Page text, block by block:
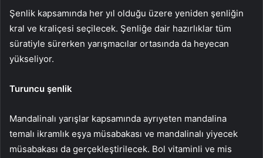
Şenlik kapsamında her yıl olduğu üzere yeniden şenliğin
kral ve kraliçesi seçilecek. Şenliğe dair hazırlıklar tüm
süratiyle sürerken yarışmacılar ortasında da heyecan
yükseliyor.
Turuncu şenlik
Mandalinalı yarışlar kapsamında ayrıyeten mandalina
temalı ikramlık eşya müsabakası ve mandalinalı yiyecek
müsabakası da gerçekleştirilecek. Bol vitaminli ve mis